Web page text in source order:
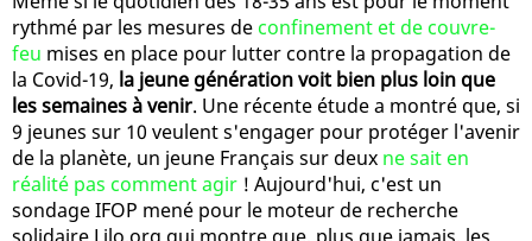
rythmé par les mesures de confinement et de couvre-
feu mises en place pour lutter contre la propagation de
la Covid-19, la jeune génération voit bien plus loin que
les semaines à venir. Une récente étude a montré que, si
9 jeunes sur 10 veulent s'engager pour protéger l'avenir
de la planète, un jeune Français sur deux ne sait en
réalité pas comment agir ! Aujourd'hui, c'est un
sondage IFOP mené pour le moteur de recherche